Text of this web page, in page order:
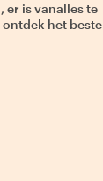
er is vanalles te
het beste